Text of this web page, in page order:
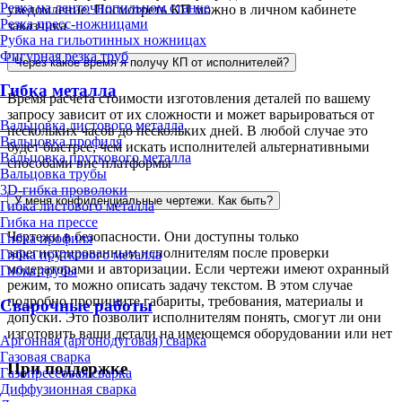
Резка на ленточнопильном станке
Резка пресс-ножницами
Рубка на гильотинных ножницах
Фигурная резка труб
Гибка металла
Вальцовка листового металла
Вальцовка профиля
Вальцовка пруткового металла
Вальцовка трубы
3D-гибка проволоки
Гибка листового металла
Гибка на прессе
Гибка профиля
Гибка пруткового металла
Гибка трубы
Сварочные работы
Аргонная (аргонодуговая) сварка
Газовая сварка
Газопрессовая сварка
Диффузионная сварка
уведомление. Посмотреть КП можно в личном кабинете
заказчика
Через какое время я получу КП от исполнителей?
Время расчета стоимости изготовления деталей по вашему
запросу зависит от их сложности и может варьироваться от
нескольких часов до нескольких дней. В любой случае это
будет быстрее, чем искать исполнителей альтернативными
способами вне платформы
У меня конфиденциальные чертежи. Как быть?
Чертежи в безопасности. Они доступны только
зарегистрированным исполнителям после проверки
модераторами и авторизации. Если чертежи имеют охранный
режим, то можно описать задачу текстом. В этом случае
подробно пропишите габариты, требования, материалы и
допуски. Это позволит исполнителям понять, смогут ли они
изготовить ваши детали на имеющемся оборудовании или нет
При поддержке